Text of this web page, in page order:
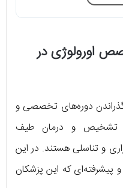
اورولوژی در
دوره‌های تخصصی و
تشخیص و درمان طیف
و تناسلی هستند. در این
که این پزشکان